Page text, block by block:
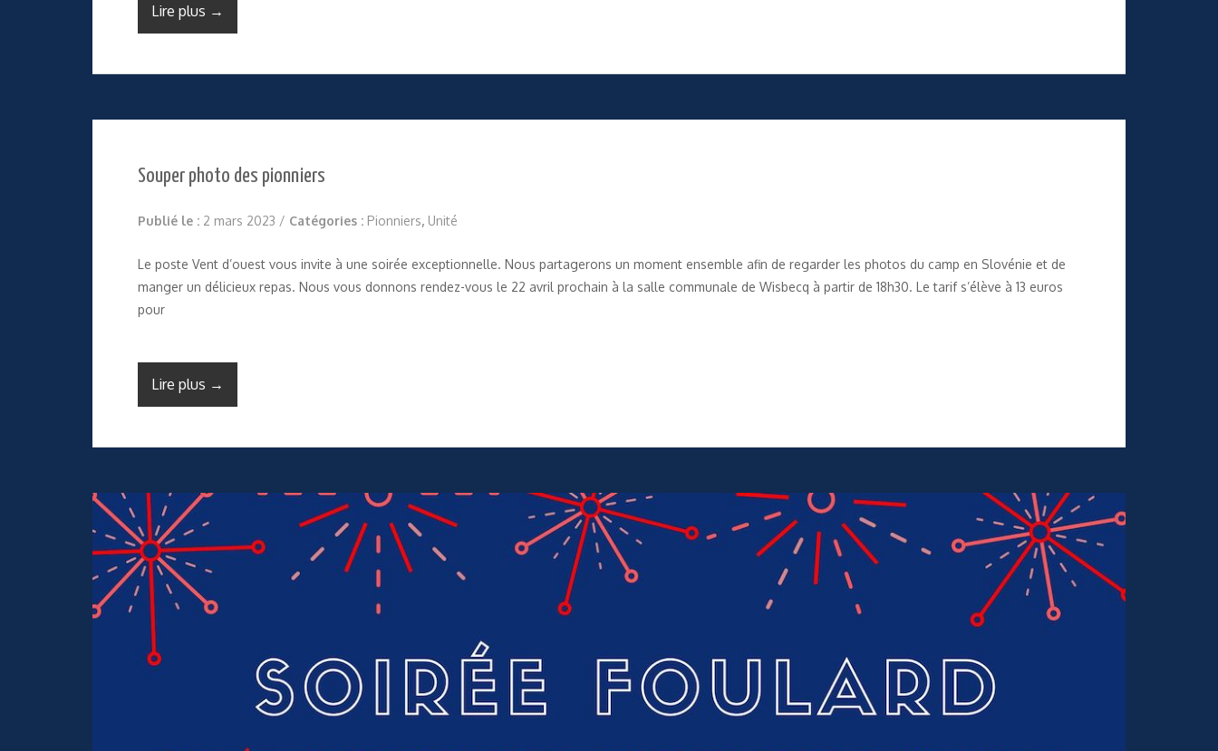
Lire plus →
Souper photo des pionniers
Publié le : 2 mars 2023 / Catégories : Pionniers, Unité
Le poste Vent d’ouest vous invite à une soirée exceptionnelle. Nous partagerons un moment ensemble afin de regarder les photos du camp en Slovénie et de
manger un délicieux repas. Nous vous donnons rendez-vous le 22 avril prochain à la salle communale de Wisbecq à partir de 18h30. Le tarif s’élève à 13 euros
pour
Lire plus →